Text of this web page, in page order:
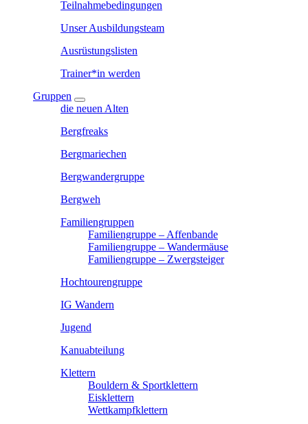
Teilnahmebedingungen
Unser Ausbildungsteam
Ausrüstungslisten
Trainer*in werden
Gruppen
die neuen Alten
Bergfreaks
Bergmariechen
Bergwandergruppe
Bergweh
Familiengruppen
Familiengruppe – Affenbande
Familiengruppe – Wandermäuse
Familiengruppe – Zwergsteiger
Hochtourengruppe
IG Wandern
Jugend
Kanuabteilung
Klettern
Bouldern & Sportklettern
Eisklettern
Wettkampfklettern